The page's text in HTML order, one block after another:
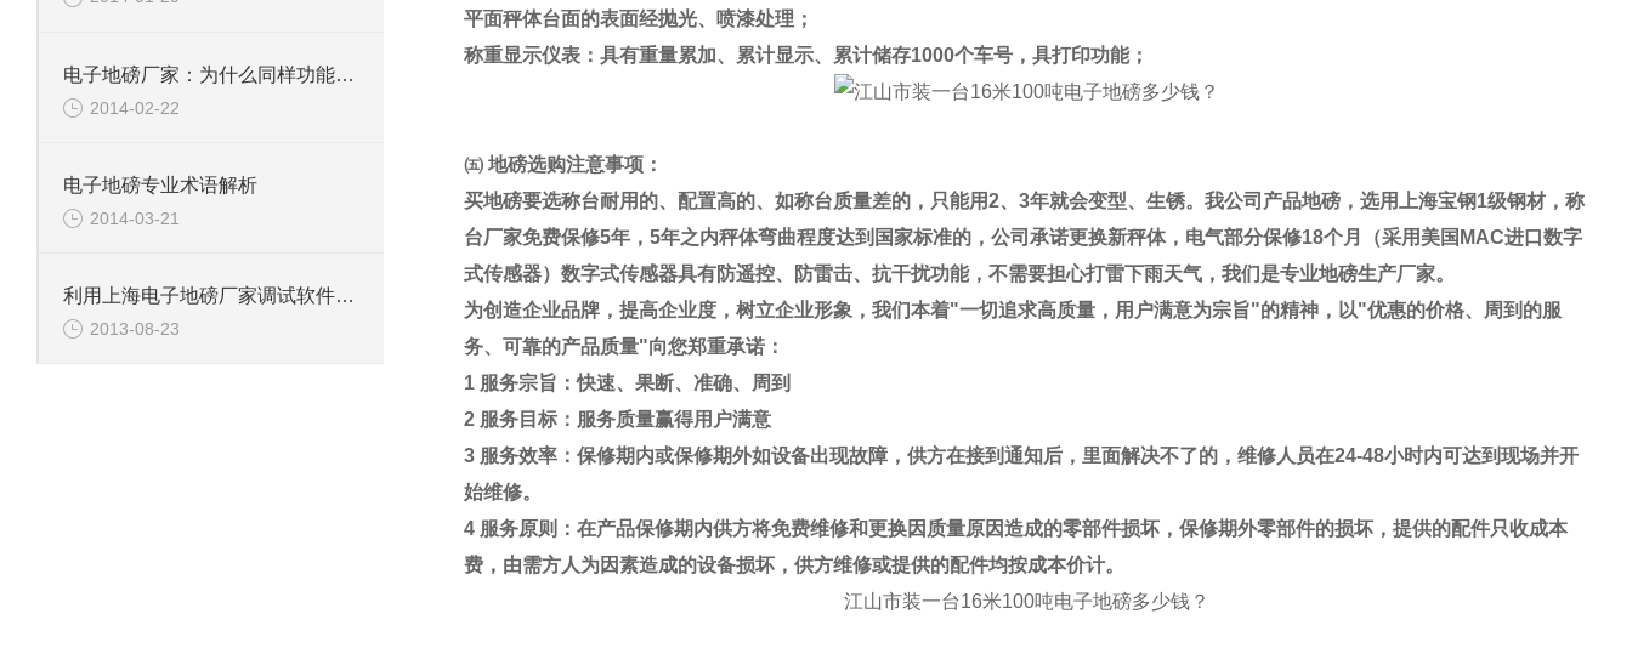
电子地磅厂家：为什么同样功能的小电子地磅价格相差很大
2014-02-22
电子地磅专业术语解析
2014-03-21
利用上海电子地磅厂家调试软件进行功能测试
2013-08-23
平面秤体台面的表面经抛光、喷漆处理；
称重显示仪表：具有重量累加、累计显示、累计储存1000个车号，具打印功能；
㈤ 地磅选购注意事项：
买地磅要选称台耐用的、配置高的、如称台质量差的，只能用2、 3年就会变型、生锈。我公司产品地磅，选用上海宝钢1级钢材，称
台厂家免费保修5年， 5年之内秤体弯曲程度达到国家标准的，公司承诺更换新秤体，电气部分保修18个月（采用美国 MAC进口数字
式传感器）数字式传感器具有防遥控、防雷击、抗干扰功能，不需要担心打雷下雨天气，我们是专业地磅生产厂家。
为创造企业品牌，提高企业度，树立企业形象，我们本着"一切追求高质量，用户满意为宗旨"的精神，以"优惠的价格、周到的服
务、可靠的产品质量"向您郑重承诺：
1 服务宗旨：快速、果断、准确、周到
2 服务目标：服务质量赢得用户满意
3 服务效率：保修期内或保修期外如设备出现故障，供方在接到通知后，里面解决不了的，维修人员在24-48小时内可达到现场并开
始维修。
4 服务原则：在产品保修期内供方将免费维修和更换因质量原因造成的零部件损坏，保修期外零部件的损坏，提供的配件只收成本
费，由需方人为因素造成的设备损坏，供方维修或提供的配件均按成本价计。
江山市装一台16米100吨电子地磅多少钱？